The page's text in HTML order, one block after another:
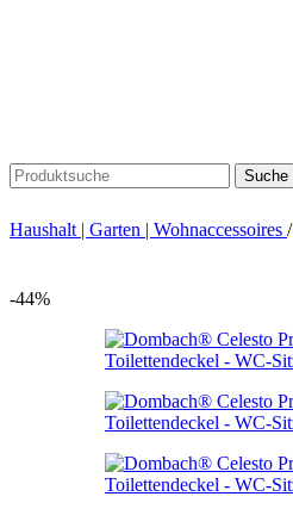
Suche
Haushalt | Garten | Wohnaccessoires /
-44%